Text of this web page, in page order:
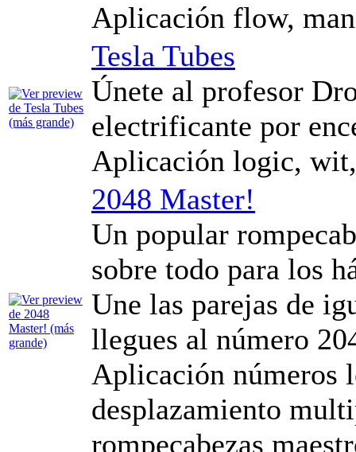
Aplicación flow,
Tesla Tubes
Únete al profesor
electrificante por
Aplicación logic,
2048 Master!
Un popular
sobre todo para los
Une las parejas de
llegues al número
Aplicación números
desplazamiento
rompecabezas